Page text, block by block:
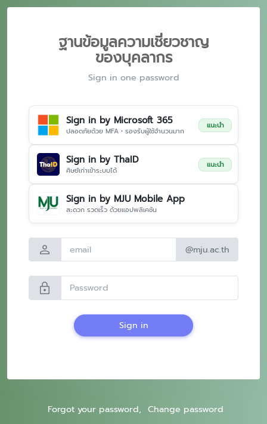
ฐานข้อมูลความเชี่ยวชาญ
ของบุคลากร
Sign in one password
Sign in by Microsoft 365
ปลอดภัยด้วย MFA • รองรับผู้ใช้จำนวนมาก
แนะนำ
Sign in by ThaID
ศิษย์เก่าเข้าระบบได้
แนะนำ
Sign in by MJU Mobile App
สะดวก รวดเร็ว ด้วยแอปพลิเคชัน
person @mju.ac.th
lock
Sign in
Forgot your password, Change password